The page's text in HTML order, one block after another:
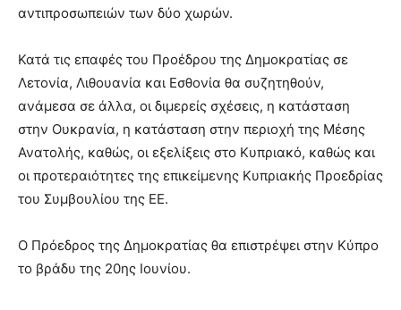
αντιπροσωπειών των δύο χωρών.
Κατά τις επαφές του Προέδρου της Δημοκρατίας σε
Λετονία, Λιθουανία και Εσθονία θα συζητηθούν,
ανάμεσα σε άλλα, οι διμερείς σχέσεις, η κατάσταση
στην Ουκρανία, η κατάσταση στην περιοχή της Μέσης
Ανατολής, καθώς, οι εξελίξεις στο Κυπριακό, καθώς και
οι προτεραιότητες της επικείμενης Κυπριακής Προεδρίας
του Συμβουλίου της ΕΕ.
Ο Πρόεδρος της Δημοκρατίας θα επιστρέψει στην Κύπρο
το βράδυ της 20ης Ιουνίου.